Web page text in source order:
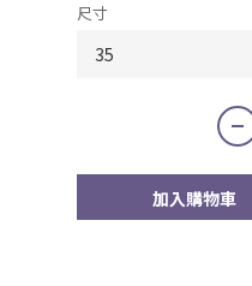
尺寸
加入購物車